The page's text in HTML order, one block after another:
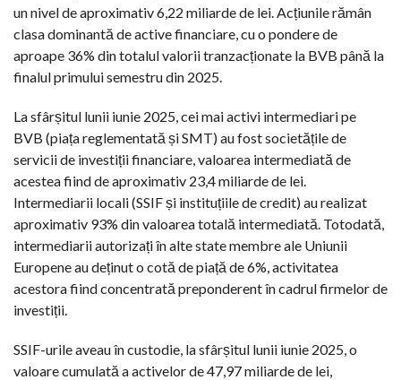
un nivel de aproximativ 6,22 miliarde de lei. Acțiunile rămân
clasa dominantă de active financiare, cu o pondere de
aproape 36% din totalul valorii tranzacționate la BVB până la
finalul primului semestru din 2025.
La sfârșitul lunii iunie 2025, cei mai activi intermediari pe
BVB (piața reglementată și SMT) au fost societățile de
servicii de investiții financiare, valoarea intermediată de
acestea fiind de aproximativ 23,4 miliarde de lei.
Intermediarii locali (SSIF și instituțiile de credit) au realizat
aproximativ 93% din valoarea totală intermediată. Totodată,
intermediarii autorizați în alte state membre ale Uniunii
Europene au deținut o cotă de piață de 6%, activitatea
acestora fiind concentrată preponderent în cadrul firmelor de
investiții.
SSIF-urile aveau în custodie, la sfârșitul lunii iunie 2025, o
valoare cumulată a activelor de 47,97 miliarde de lei,